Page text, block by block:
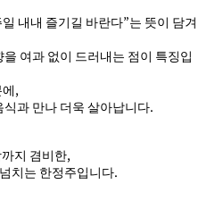
내내 즐기길 바란다”는 뜻이 담겨
여과 없이 드러내는 점이 특징입
,
과 만나 더욱 살아납니다.
지 겸비한,
치는 한정주입니다.